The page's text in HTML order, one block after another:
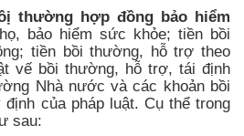
thường hợp đồng bảo hiểm
bảo hiểm sức khỏe; tiền bồi
tiền bồi thường, hỗ trợ theo
vế bồi thường, hỗ trợ, tái định
Nhà nước và các khoản bồi
của pháp luật. Cụ thể trong
sau: